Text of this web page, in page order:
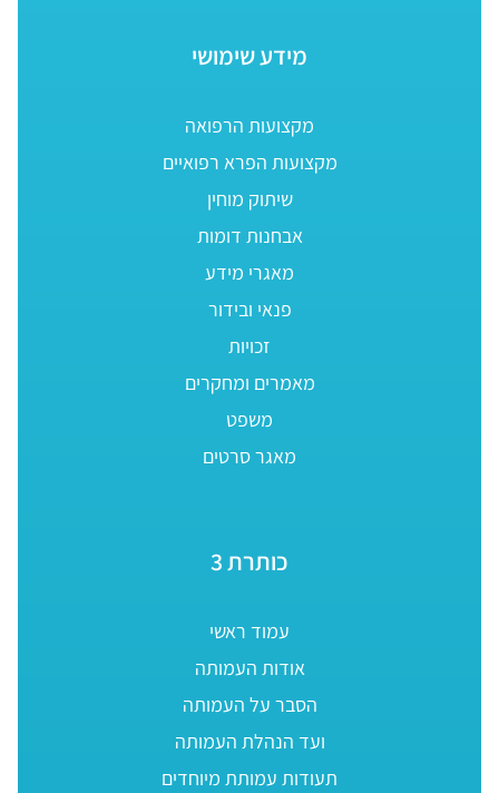
מידע שימושי
מקצועות הרפואה
מקצועות הפרא רפואיים
שיתוק מוחין
אבחנות דומות
מאגרי מידע
פנאי ובידור
זכויות
מאמרים ומחקרים
משפט
מאגר סרטים
כותרת 3
עמוד ראשי
אודות העמותה
הסבר על העמותה
ועד הנהלת העמותה
תעודות עמותת מיוחדים